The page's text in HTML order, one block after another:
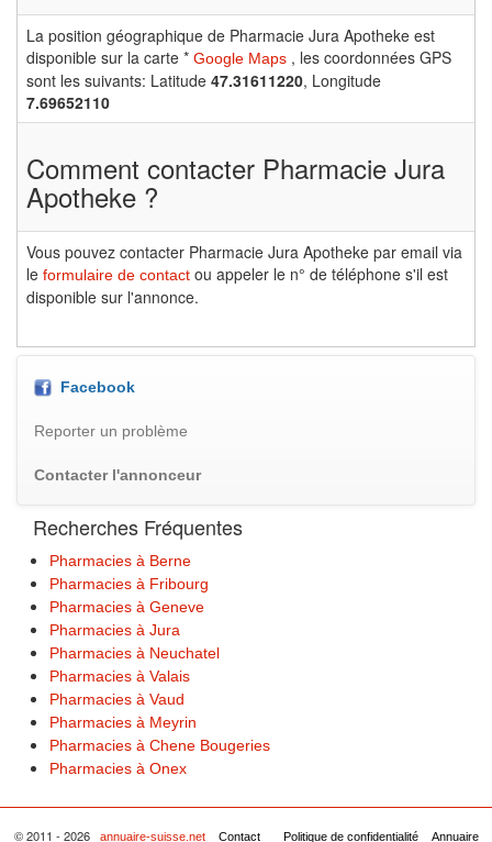
La position géographique de Pharmacie Jura Apotheke est
disponible sur la carte * Google Maps , les coordonnées GPS
sont les suivants: Latitude 47.31611220, Longitude
7.69652110
Comment contacter Pharmacie Jura
Apotheke ?
Vous pouvez contacter Pharmacie Jura Apotheke par email via
le formulaire de contact ou appeler le n° de téléphone s'il est
disponible sur l'annonce.
Facebook
Reporter un problème
Contacter l'annonceur
Recherches Fréquentes
Pharmacies à Berne
Pharmacies à Fribourg
Pharmacies à Geneve
Pharmacies à Jura
Pharmacies à Neuchatel
Pharmacies à Valais
Pharmacies à Vaud
Pharmacies à Meyrin
Pharmacies à Chene Bougeries
Pharmacies à Onex
© 2011 - 2026 annuaire-suisse.net Contact Politique de confidentialité Annuaire